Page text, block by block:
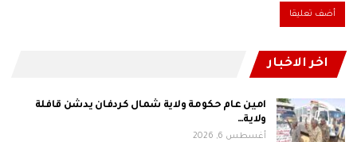
اخر الاخبار
امين عام حكومة ولاية شمال كردفان يدشن قافلة
ولاية…
أغسطس 6, 2026